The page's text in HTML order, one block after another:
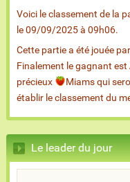
Voici le classement de la
le 09/09/2025 à 09h06.
Cette partie a été jouée
Finalement le gagnant est
précieux
Miams qui
établir le classement du
Le leader du jour